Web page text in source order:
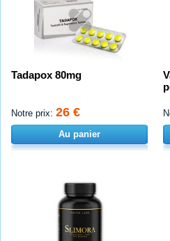
Tadapox 80mg
Notre prix: 26 €
Au panier